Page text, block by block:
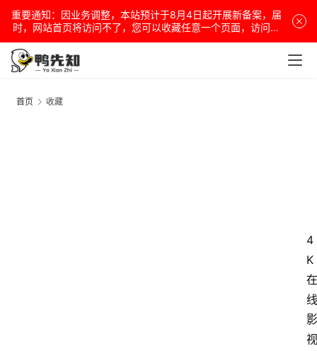
重要通知：因业务调整，本站预计于8月4日起开展新备案，届
时，网站首页将访问不了，您可以收藏任意一个页面，访问网
站！
首页 收藏
4
K
在
线
影
视